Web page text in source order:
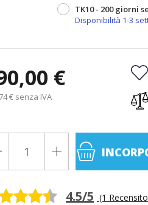
TK10 - 200 giorni
Disponibilità 1-3
€
€ senza IVA
4.5/5 (1